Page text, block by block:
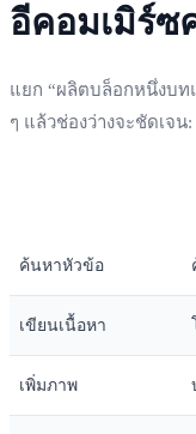
อีคอมเมิร์ซ
แยก “ผลิตบล็อกหนึ่งบท
ๆ แล้วช่องว่างจะชัดเจน:
ค้นหาหัวข้อ
เขียนเนื้อหา
เพิ่มภาพ